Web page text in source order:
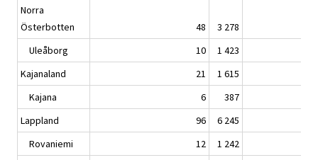
Norra
Österbotten
48
3 278
Uleåborg
10
1 423
Kajanaland
21
1 615
Kajana
6
387
Lappland
96
6 245
Rovaniemi
12
1 242